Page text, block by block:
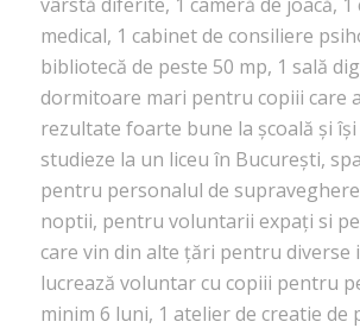
medical, 1 cabinet de consiliere
bibliotecă de peste 50 mp, 1 sală
dormitoare mari pentru copiii care
rezultate foarte bune la școală și își
studieze la un liceu în București,
pentru personalul de
noptii, pentru voluntarii expați si
care vin din alte țări pentru
lucrează voluntar cu copiii pentru
minim 6 luni, 1 atelier de creatie de